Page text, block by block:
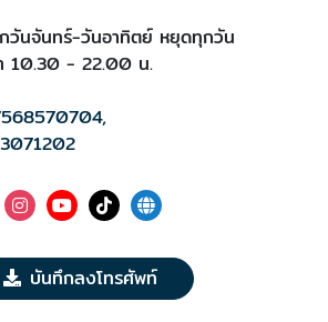
กวันจันทร์-วันอาทิตย์ หยุดทุกวัน
10.30 - 22.00 น.
บันทึกลงโทรศัพท์